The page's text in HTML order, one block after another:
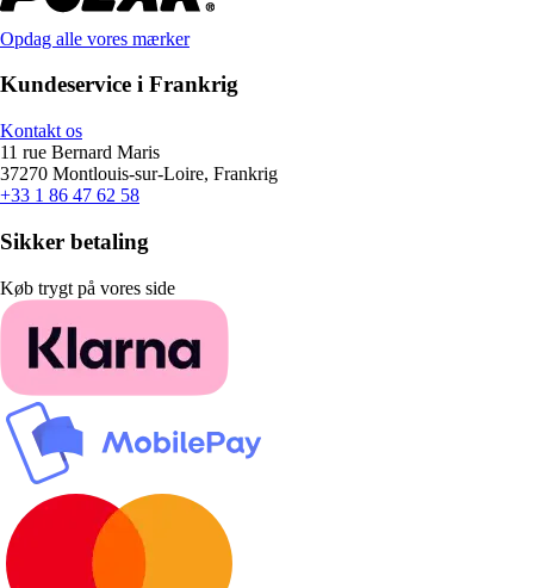
Opdag alle vores mærker
Kundeservice i Frankrig
Kontakt os
11 rue Bernard Maris
37270 Montlouis-sur-Loire, Frankrig
+33 1 86 47 62 58
Sikker betaling
Køb trygt på vores side